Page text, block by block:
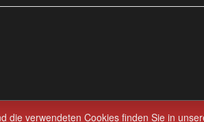
die verwendeten Cookies finden Sie in